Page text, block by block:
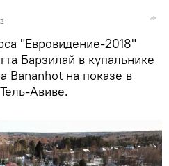
"Евровидение-2018"
Барзилай в купальнике
Bananhot на показе в
Авиве.